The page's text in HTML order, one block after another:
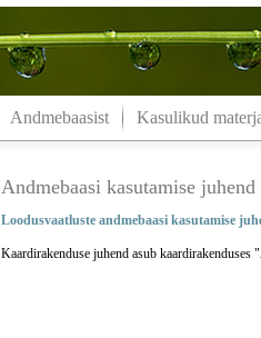
Andmebaasist Kasulikud
Andmebaasi kasutamise juhend
Loodusvaatluste andmebaasi kasutamise
Kaardirakenduse juhend asub kaardirakenduses